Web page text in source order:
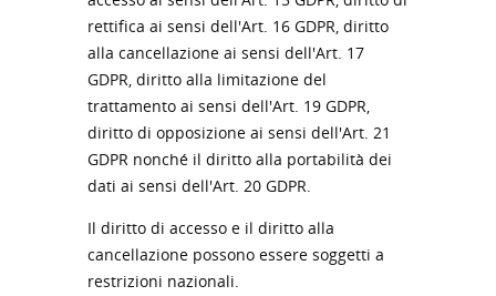
rettifica ai sensi dell'Art. 16 GDPR, diritto
alla cancellazione ai sensi dell'Art. 17
GDPR, diritto alla limitazione del
trattamento ai sensi dell'Art. 19 GDPR,
diritto di opposizione ai sensi dell'Art. 21
GDPR nonché il diritto alla portabilità dei
dati ai sensi dell'Art. 20 GDPR.
Il diritto di accesso e il diritto alla
cancellazione possono essere soggetti a
restrizioni nazionali.